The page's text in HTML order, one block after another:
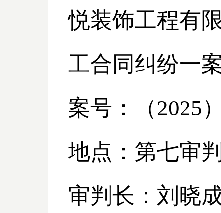
悦装饰工程有
工合同纠纷一
案号：（2025
地点：第七审
审判长：刘晓